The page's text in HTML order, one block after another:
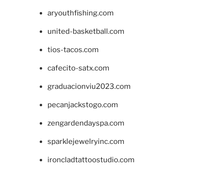
aryouthfishing.com
united-basketball.com
tios-tacos.com
cafecito-satx.com
graduacionviu2023.com
pecanjackstogo.com
zengardendayspa.com
sparklejewelryinc.com
ironcladtattoostudio.com